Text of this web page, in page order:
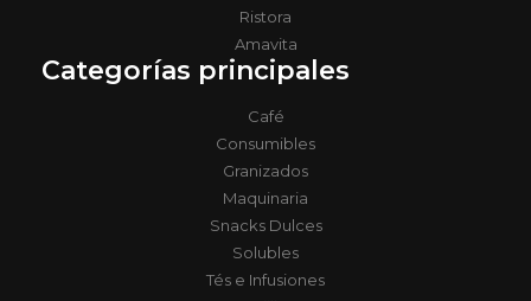
Ristora
Amavita
Categorías principales
Café
Consumibles
Granizados
Maquinaria
Snacks Dulces
Solubles
Tés e Infusiones